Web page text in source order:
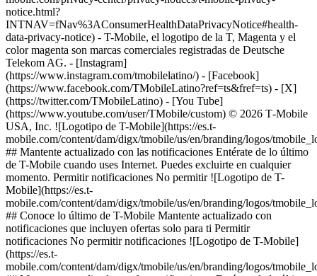
notice.html?
INTNAV=fNav%3AConsumerHealthDataPrivacyNotice#health-
data-privacy-notice) - T-Mobile, el logotipo de la T, Magenta y el
color magenta son marcas comerciales registradas de Deutsche
Telekom AG. - [Instagram]
(https://www.instagram.com/tmobilelatino/) - [Facebook]
(https://www.facebook.com/TMobileLatino?ref=ts&fref=ts) - [X]
(https://twitter.com/TMobileLatino) - [You Tube]
(https://www.youtube.com/user/TMobile/custom) © 2026 T‑Mobile
USA, Inc. ![Logotipo de T-Mobile](https://es.t-
mobile.com/content/dam/digx/tmobile/us/en/branding/logos/
## Mantente actualizado con las notificaciones Entérate de lo último
de T-Mobile cuando uses Internet. Puedes excluirte en cualquier
momento. Permitir notificaciones No permitir ![Logotipo de T-
Mobile](https://es.t-
mobile.com/content/dam/digx/tmobile/us/en/branding/logos/
## Conoce lo último de T-Mobile Mantente actualizado con
notificaciones que incluyen ofertas solo para ti Permitir
notificaciones No permitir notificaciones ![Logotipo de T-Mobile]
(https://es.t-
mobile.com/content/dam/digx/tmobile/us/en/branding/logos/